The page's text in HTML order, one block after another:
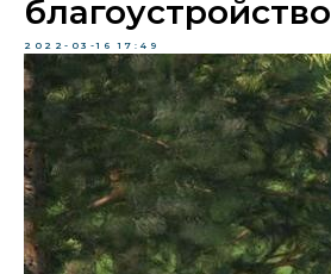
благоустройство
2022-03-16 17:49